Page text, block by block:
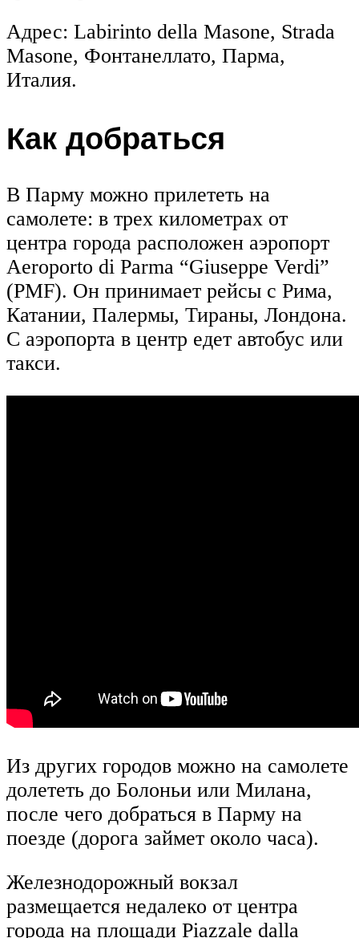
Адрес: Labirinto della Masone, Strada
Masone, Фонтанеллато, Парма,
Италия.
Как добраться
В Парму можно прилететь на
самолете: в трех километрах от
центра города расположен аэропорт
Aeroporto di Parma “Giuseppe Verdi”
(PMF). Он принимает рейсы с Рима,
Катании, Палермы, Тираны, Лондона.
С аэропорта в центр едет автобус или
такси.
Из других городов можно на самолете
долететь до Болоньи или Милана,
после чего добраться в Парму на
поезде (дорога займет около часа).
Железнодорожный вокзал
размещается недалеко от центра
города на площади Piazzale dalla